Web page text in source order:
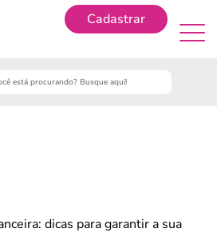
Cadastrar
dicas para garantir a sua